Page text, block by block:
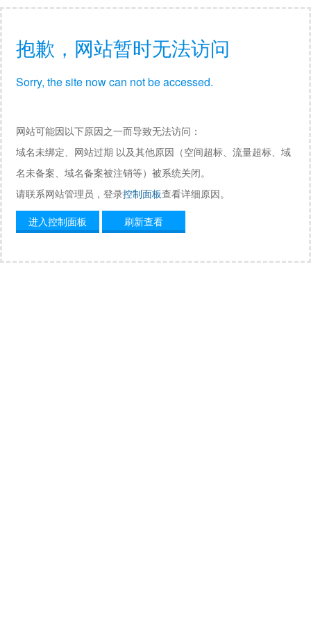
抱歉，网站暂时无法访问
Sorry, the site now can not be accessed.
网站可能因以下原因之一而导致无法访问：
域名未绑定、网站过期 以及其他原因（空间超标、流量超标、域
名未备案、域名备案被注销等）被系统关闭。
请联系网站管理员，登录控制面板查看详细原因。
进入控制面板
刷新查看